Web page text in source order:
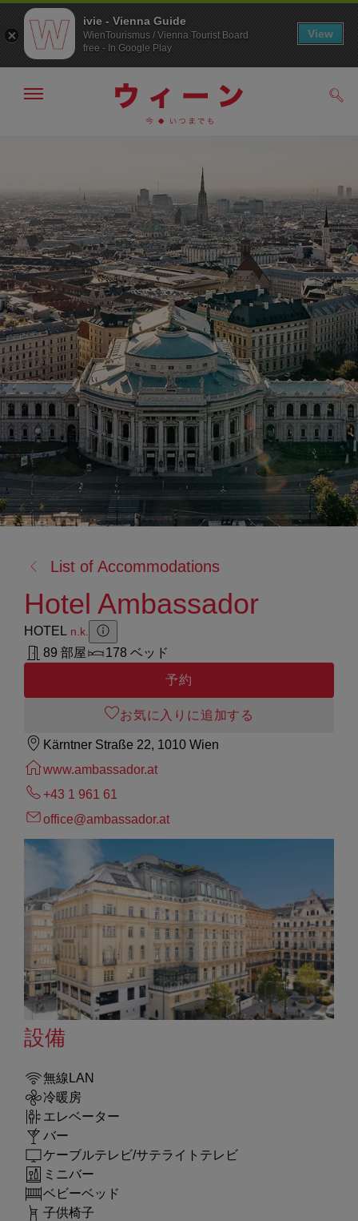
へ
ジ
の
ト
ッ
プ
へ
メ
非
表
示
る:
List of Accommodations
Hotel Ambassador
HOTEL n.k.
Zusatzinformation anzeigen
Zusatzinformation ausblenden
89 部屋
178 ベッド
予約
お気に入りに追加する
Kärntner Straße 22, 1010 Wien
www.ambassador.at
+43 1 961 61
office@ambassador.at
設備
無線LAN
冷暖房
エレベーター
バー
ケーブルテレビ/サテライトテレビ
ミニバー
ベビーベッド
子供椅子
ivie - Vienna Guide
WienTourismus / Vienna Tourist Board
free - In Google Play
View